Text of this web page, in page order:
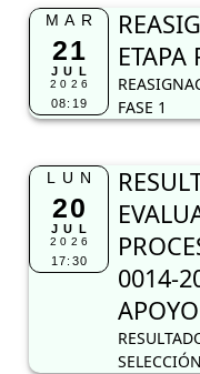
MAR
21
JUL
2026
08:19
ETAPA
FASE 1
LUN
20
JUL
2026
17:30
0014-